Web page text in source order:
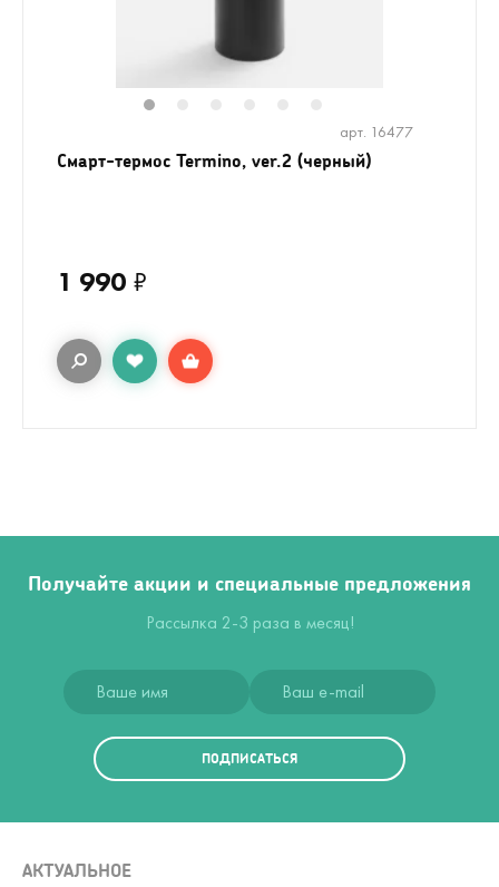
арт. 16477
Смарт-термос Termino, ver.2 (черный)
1 990 ₽
Получайте акции и специальные предложения
Рассылка 2-3 раза в месяц!
ПОДПИСАТЬСЯ
АКТУАЛЬНОЕ